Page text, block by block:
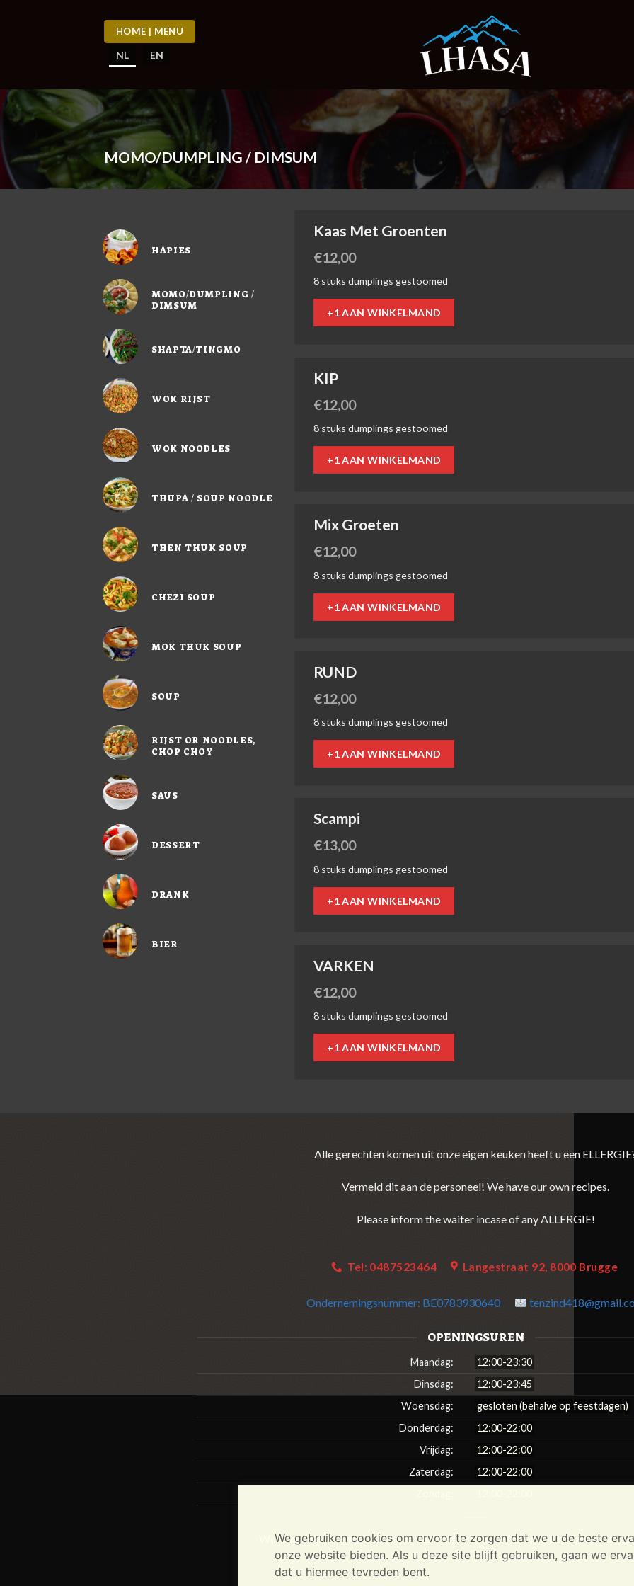
HOME | MENU
NL EN
MOMO/DUMPLING / DIMSUM
HAPIES
MOMO/DUMPLING /
DIMSUM
SHAPTA/TINGMO
WOK RIJST
WOK NOODLES
THUPA / SOUP NOODLE
THEN THUK SOUP
CHEZI SOUP
MOK THUK SOUP
SOUP
RIJST OR NOODLES,
CHOP CHOY
SAUS
DESSERT
DRANK
BIER
Kaas Met Groenten
€12,00
8 stuks dumplings gestoomed
+1 AAN WINKELMAND
KIP
€12,00
8 stuks dumplings gestoomed
+1 AAN WINKELMAND
Mix Groeten
€12,00
8 stuks dumplings gestoomed
+1 AAN WINKELMAND
RUND
€12,00
8 stuks dumplings gestoomed
+1 AAN WINKELMAND
Scampi
€13,00
8 stuks dumplings gestoomed
+1 AAN WINKELMAND
VARKEN
€12,00
8 stuks dumplings gestoomed
+1 AAN WINKELMAND
Alle gerechten komen uit onze eigen keuken heeft u een
Vermeld dit aan de personeel! We have our own recipes.
Please inform the waiter incase of any ALLERGIE!
Tel: 0487523464 Langestraat 92, 8000 Brugge
Ondernemingsnummer: BE0783930640
OPENINGSUREN
Maandag:
12:00-23:30
Dinsdag:
12:00-23:45
Woensdag:
gesloten (behalve op feestdagen)
Donderdag:
12:00-22:00
Vrijdag:
12:00-22:00
Zaterdag:
12:00-22:00
We kunnen geen thuisbezorging aanbieden, alleen afhalen graag. Bedankt
We gebruiken cookies om ervoor te zorgen dat we u de beste
onze website bieden. Als u deze site blijft gebruiken, gaan we
dat u hiermee tevreden bent.